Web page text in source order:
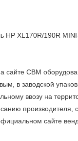
HP XL170R/190R
сайте CBM
в заводской
ввозу на
сайте